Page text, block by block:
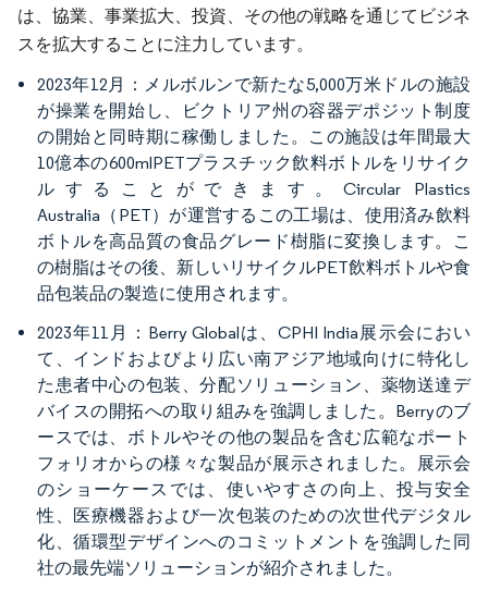
は、協業、事業拡大、投資、その他の戦略を通じてビジネ
スを拡大することに注力しています。
2023年12月：メルボルンで新たな5,000万米ドルの施設
が操業を開始し、ビクトリア州の容器デポジット制度
の開始と同時期に稼働しました。この施設は年間最大
10億本の600mlPETプラスチック飲料ボトルをリサイク
ルすることができます。Circular Plastics
Australia（PET）が運営するこの工場は、使用済み飲料
ボトルを高品質の食品グレード樹脂に変換します。こ
の樹脂はその後、新しいリサイクルPET飲料ボトルや食
品包装品の製造に使用されます。
2023年11月：Berry Globalは、CPHI India展示会におい
て、インドおよびより広い南アジア地域向けに特化し
た患者中心の包装、分配ソリューション、薬物送達デ
バイスの開拓への取り組みを強調しました。Berryのブ
ースでは、ボトルやその他の製品を含む広範なポート
フォリオからの様々な製品が展示されました。展示会
のショーケースでは、使いやすさの向上、投与安全
性、医療機器および一次包装のための次世代デジタル
化、循環型デザインへのコミットメントを強調した同
社の最先端ソリューションが紹介されました。